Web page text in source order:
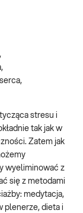
stresu i
tak jak w
Zatem jak
wyeliminować z
się z metodami
medytacja,
plenerze, dieta i